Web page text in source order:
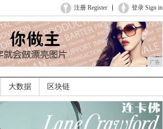
登录 Sign in
注册 Register
广告
大数据 区块链